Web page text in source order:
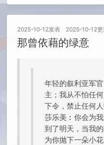
2025-10-12发表 2025-10-12更
那曾依藉的绿意
年轻的叙利亚军
主；我从不怕任
下令，禁止任何
莎乐美︰你会为
到了明天，当我
为你抛下一朵小